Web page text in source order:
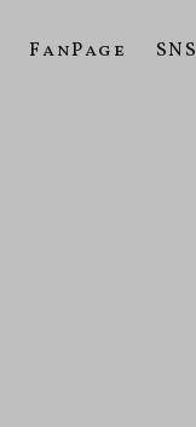
FanPage SNS